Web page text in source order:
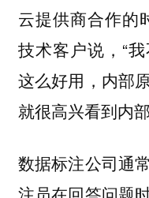
云提供商合作的
技术客户说，“
这么好用，内部
就很高兴看到内
数据标注公司通